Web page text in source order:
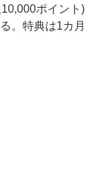
ポイント)
。特典は1カ月